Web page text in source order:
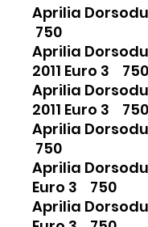
Aprilia
750
Aprilia
2011 Euro 3 750
Aprilia
2011 Euro 3 750
Aprilia
750
Aprilia
Euro 3 750
Aprilia